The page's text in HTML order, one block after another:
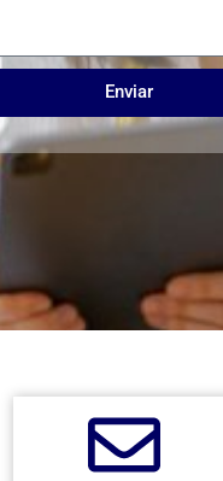
Enviar